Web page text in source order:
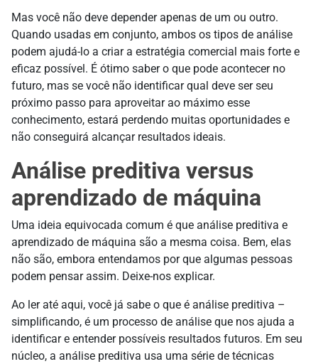
Mas você não deve depender apenas de um ou outro.
Quando usadas em conjunto, ambos os tipos de análise
podem ajudá-lo a criar a estratégia comercial mais forte e
eficaz possível. É ótimo saber o que pode acontecer no
futuro, mas se você não identificar qual deve ser seu
próximo passo para aproveitar ao máximo esse
conhecimento, estará perdendo muitas oportunidades e
não conseguirá alcançar resultados ideais.
Análise preditiva versus
aprendizado de máquina
Uma ideia equivocada comum é que análise preditiva e
aprendizado de máquina são a mesma coisa. Bem, elas
não são, embora entendamos por que algumas pessoas
podem pensar assim. Deixe-nos explicar.
Ao ler até aqui, você já sabe o que é análise preditiva –
simplificando, é um processo de análise que nos ajuda a
identificar e entender possíveis resultados futuros. Em seu
núcleo, a análise preditiva usa uma série de técnicas